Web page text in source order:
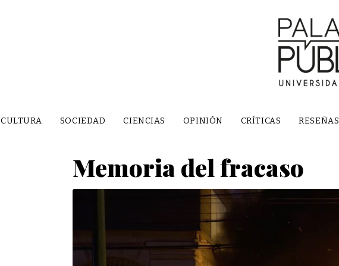
CULTURA SOCIEDAD CIENCIAS OPINIÓN CRÍTICAS RESEÑAS
Memoria del fracaso